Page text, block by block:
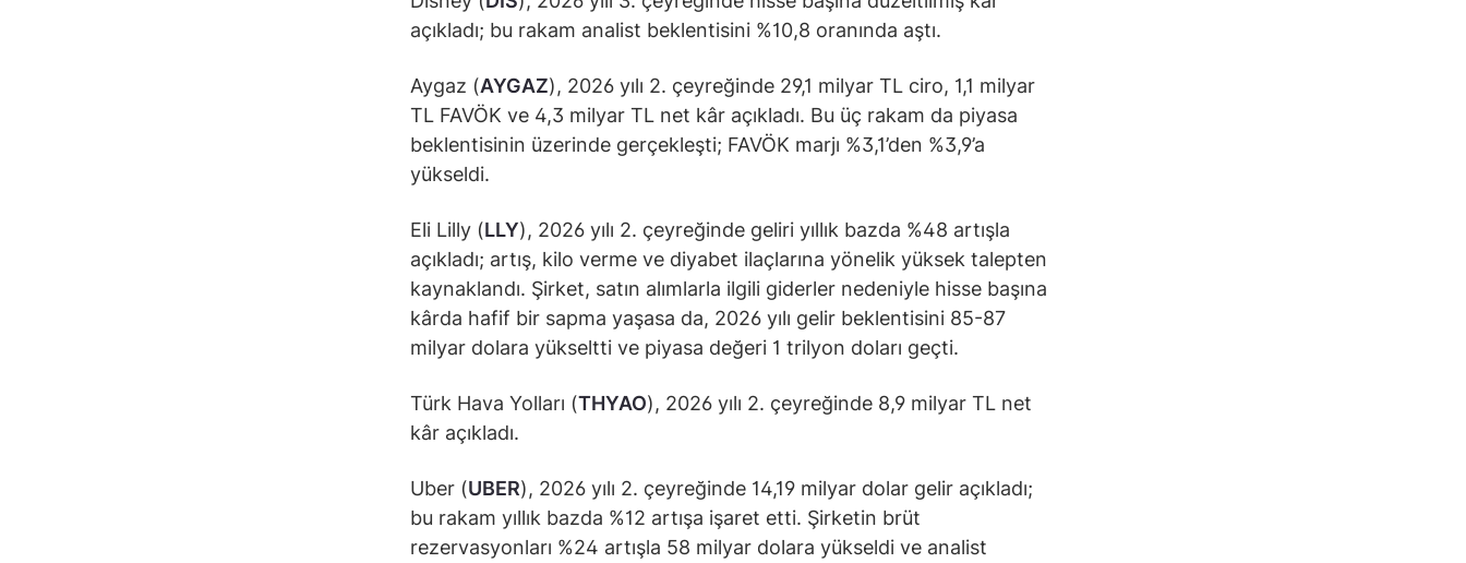
açıkladı; bu rakam analist beklentisini %10,8 oranında aştı.
Aygaz (AYGAZ), 2026 yılı 2. çeyreğinde 29,1 milyar TL ciro, 1,1 milyar
TL FAVÖK ve 4,3 milyar TL net kâr açıkladı. Bu üç rakam da piyasa
beklentisinin üzerinde gerçekleşti; FAVÖK marjı %3,1’den %3,9’a
yükseldi.
Eli Lilly (LLY), 2026 yılı 2. çeyreğinde geliri yıllık bazda %48 artışla
açıkladı; artış, kilo verme ve diyabet ilaçlarına yönelik yüksek talepten
kaynaklandı. Şirket, satın alımlarla ilgili giderler nedeniyle hisse başına
kârda hafif bir sapma yaşasa da, 2026 yılı gelir beklentisini 85-87
milyar dolara yükseltti ve piyasa değeri 1 trilyon doları geçti.
Türk Hava Yolları (THYAO), 2026 yılı 2. çeyreğinde 8,9 milyar TL net
kâr açıkladı.
Uber (UBER), 2026 yılı 2. çeyreğinde 14,19 milyar dolar gelir açıkladı;
bu rakam yıllık bazda %12 artışa işaret etti. Şirketin brüt
rezervasyonları %24 artışla 58 milyar dolara yükseldi ve analist